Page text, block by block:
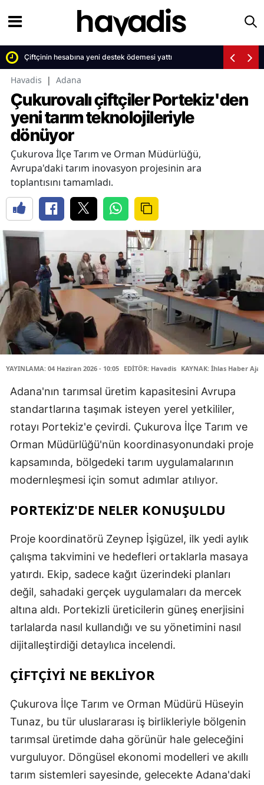
Çiftçinin hesabına yeni destek ödemesi yattı
Havadis | Adana
Çukurovalı çiftçiler Portekiz'den
yeni tarım teknolojileriyle
dönüyor
Çukurova İlçe Tarım ve Orman Müdürlüğü,
Avrupa'daki tarım inovasyon projesinin ara
toplantısını tamamladı.
YAYINLAMA: 04 Haziran 2026 - 10:05 EDİTÖR: Havadis KAYNAK: İhlas Haber
Adana'nın tarımsal üretim kapasitesini Avrupa
standartlarına taşımak isteyen yerel yetkililer,
rotayı Portekiz'e çevirdi. Çukurova İlçe Tarım ve
Orman Müdürlüğü'nün koordinasyonundaki proje
kapsamında, bölgedeki tarım uygulamalarının
modernleşmesi için somut adımlar atılıyor.
PORTEKİZ'DE NELER KONUŞULDU
Proje koordinatörü Zeynep İşigüzel, ilk yedi aylık
çalışma takvimini ve hedefleri ortaklarla masaya
yatırdı. Ekip, sadece kağıt üzerindeki planları
değil, sahadaki gerçek uygulamaları da mercek
altına aldı. Portekizli üreticilerin güneş enerjisini
tarlalarda nasıl kullandığı ve su yönetimini nasıl
dijitalleştirdiği detaylıca incelendi.
ÇİFTÇİYİ NE BEKLİYOR
Çukurova İlçe Tarım ve Orman Müdürü Hüseyin
Tunaz, bu tür uluslararası iş birlikleriyle bölgenin
tarımsal üretimde daha görünür hale geleceğini
vurguluyor. Döngüsel ekonomi modelleri ve akıllı
tarım sistemleri sayesinde, gelecekte Adana'daki